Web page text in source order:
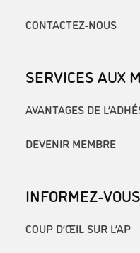
CONTACTEZ-NOUS
SERVICES AUX
AVANTAGES DE
DEVENIR MEMBRE
INFORMEZ-VOUS
COUP D’ŒIL SUR L’AP